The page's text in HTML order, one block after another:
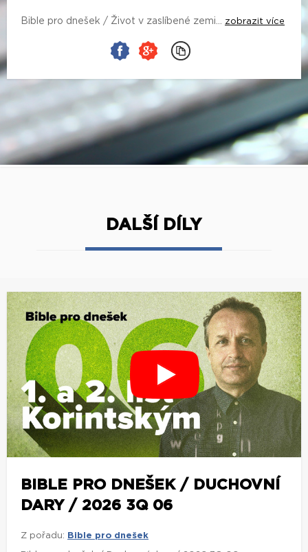
Bible pro dnešek / Život v zaslíbené zemi... zobrazit více
DALŠÍ DÍLY
BIBLE PRO DNEŠEK / DUCHOVNÍ
DARY / 2026 3Q 06
Z pořadu: Bible pro dnešek